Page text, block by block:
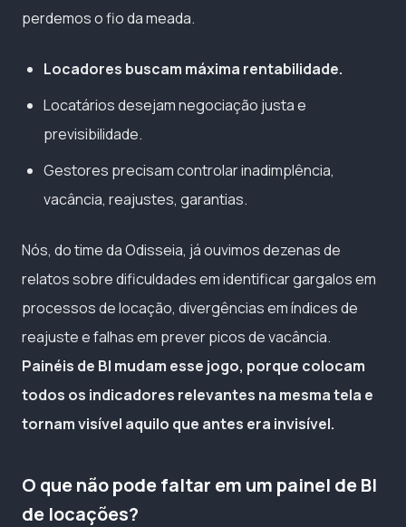
perdemos o fio da meada.
Locadores buscam máxima rentabilidade.
Locatários desejam negociação justa e
previsibilidade.
Gestores precisam controlar inadimplência,
vacância, reajustes, garantias.
Nós, do time da Odisseia, já ouvimos dezenas de
relatos sobre dificuldades em identificar gargalos em
processos de locação, divergências em índices de
reajuste e falhas em prever picos de vacância.
Painéis de BI mudam esse jogo, porque colocam
todos os indicadores relevantes na mesma tela e
tornam visível aquilo que antes era invisível.
O que não pode faltar em um painel de BI
de locações?